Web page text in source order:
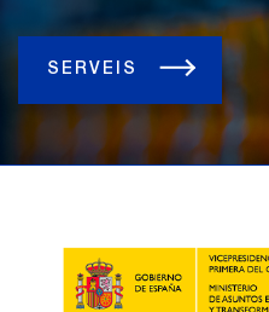
SERVEIS